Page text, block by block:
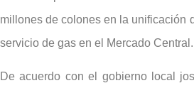
millones de colones en la unificación
servicio de gas en el Mercado Central.
De acuerdo con el gobierno local